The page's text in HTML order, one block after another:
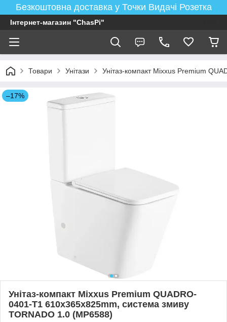
Безкоштовна доставка у Точки Видачі Розетка
Інтернет-магазин "ChasPi"
Товари Унітази Унітаз-компакт Mixxus Premium
–17%
Унітаз-компакт Mixxus Premium QUADRO-
0401-T1 610х365х825mm, система змиву
TORNADO 1.0 (MP6588)